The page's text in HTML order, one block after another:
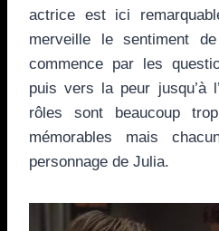
actrice est ici
merveille le sentiment
commence par les
puis vers la peur jusqu’à
rôles sont beaucoup
mémorables mais
personnage de Julia.